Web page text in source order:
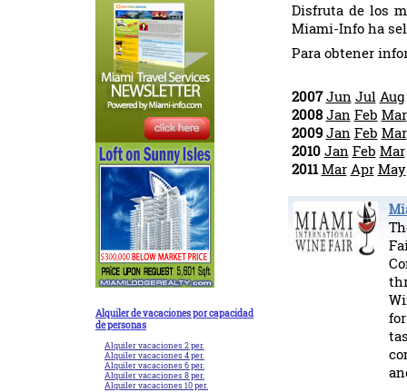
Disfruta de los
Miami-Info ha
Para obtener
2007 Jun Jul Aug
2008 Jan Feb Mar
2009 Jan Feb Mar
2010 Jan Feb Mar
2011 Mar Apr May
Alquiler de vacaciones por capacidad
de personas
Alquiler vacaciones 2 per.
Alquiler vacaciones 4 per.
Alquiler vacaciones 6 per.
Alquiler vacaciones 8 per.
Alquiler vacaciones 10 per.